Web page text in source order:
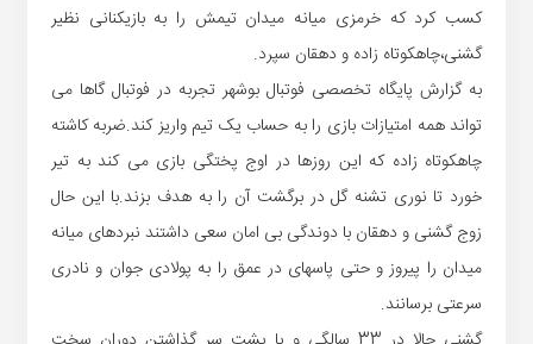
کسب کرد که خرمزی میانه میدان تیمش را به بازیکنانی نظیر
گشنی،چاهکوتاه زاده و دهقان سپرد.
به گزارش پایگاه تخصصی فوتبال بوشهر تجربه در فوتبال گاها می
تواند همه امتیازات بازی را به حساب یک تیم واریز کند.ضربه کاشته
چاهکوتاه زاده که این روزها در اوج پختگی بازی می کند به تیر
خورد تا نوری تشنه گل در برگشت آن را به هدف بزند.با این حال
زوج گشنی و دهقان با دوندگی بی امان سعی داشتند نبردهای میانه
میدان را پیروز و حتی پاسهای در عمق را به پولادی جوان و نادری
سرعتی برسانند.